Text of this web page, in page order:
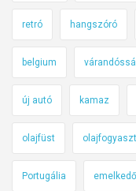
retró hangszóró
belgium
új autó kamaz
olajfüst
Portugália emelkedő